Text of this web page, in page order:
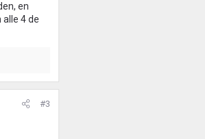
en
4 de
#3